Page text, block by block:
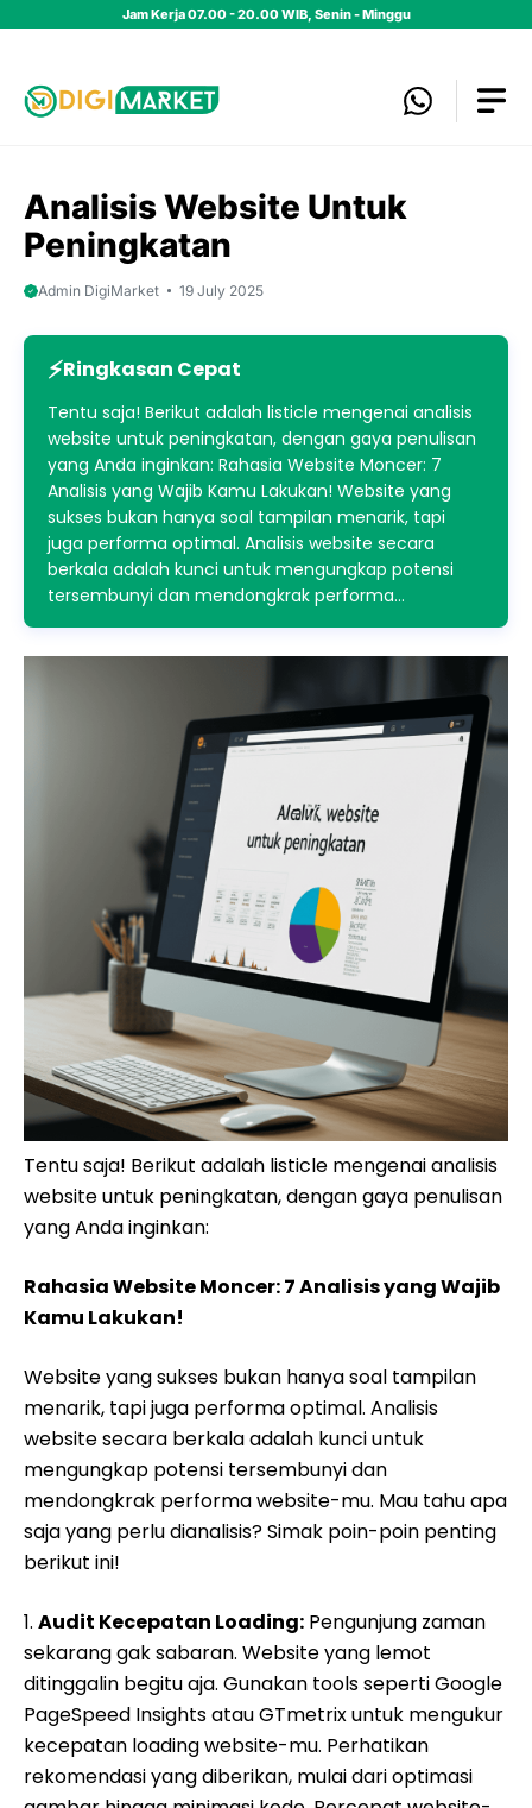
Jam Kerja 07.00 - 20.00 WIB, Senin - Minggu
Analisis Website Untuk
Peningkatan
Admin DigiMarket 19 July 2025
Ringkasan Cepat
Tentu saja! Berikut adalah listicle mengenai analisis
website untuk peningkatan, dengan gaya penulisan
yang Anda inginkan: Rahasia Website Moncer: 7
Analisis yang Wajib Kamu Lakukan! Website yang
sukses bukan hanya soal tampilan menarik, tapi
juga performa optimal. Analisis website secara
berkala adalah kunci untuk mengungkap potensi
tersembunyi dan mendongkrak performa…
Tentu saja! Berikut adalah listicle mengenai analisis
website untuk peningkatan, dengan gaya penulisan
yang Anda inginkan:
Rahasia Website Moncer: 7 Analisis yang Wajib
Kamu Lakukan!
Website yang sukses bukan hanya soal tampilan
menarik, tapi juga performa optimal. Analisis
website secara berkala adalah kunci untuk
mengungkap potensi tersembunyi dan
mendongkrak performa website-mu. Mau tahu apa
saja yang perlu dianalisis? Simak poin-poin penting
berikut ini!
1. Audit Kecepatan Loading: Pengunjung zaman
sekarang gak sabaran. Website yang lemot
ditinggalin begitu aja. Gunakan tools seperti Google
PageSpeed Insights atau GTmetrix untuk mengukur
kecepatan loading website-mu. Perhatikan
rekomendasi yang diberikan, mulai dari optimasi